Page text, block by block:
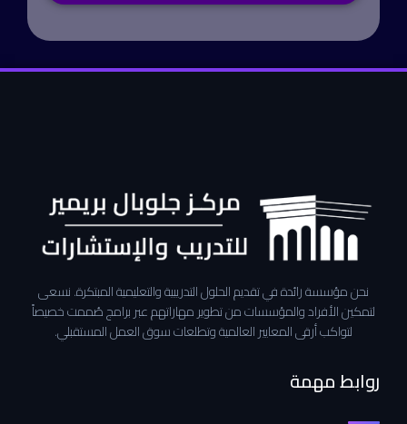
نحن مؤسسة رائدة في تقديم الحلول التدريبية والتعليمية المبتكرة. نسعى
لتمكين الأفراد والمؤسسات من تطوير مهاراتهم عبر برامج صُممت خصيصاً
لتواكب أرقى المعايير العالمية وتطلعات سوق العمل المستقبلي.
روابط مهمة